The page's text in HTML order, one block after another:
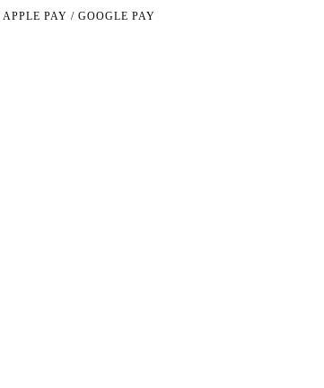
PAY / GOOGLE PAY